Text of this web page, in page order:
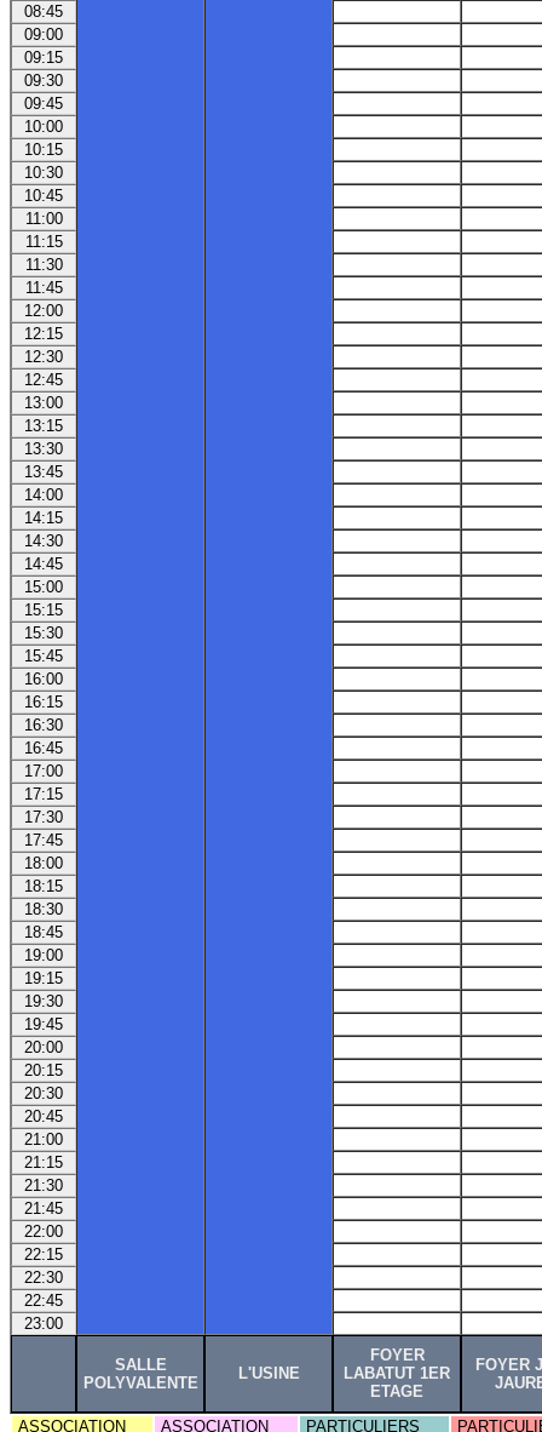
08:45
09:00
09:15
09:30
09:45
10:00
10:15
10:30
10:45
11:00
11:15
11:30
11:45
12:00
12:15
12:30
12:45
13:00
13:15
13:30
13:45
14:00
14:15
14:30
14:45
15:00
15:15
15:30
15:45
16:00
16:15
16:30
16:45
17:00
17:15
17:30
17:45
18:00
18:15
18:30
18:45
19:00
19:15
19:30
19:45
20:00
20:15
20:30
20:45
21:00
21:15
21:30
21:45
22:00
22:15
22:30
22:45
23:00
SALLE
POLYVALENTE
L'USINE
FOYER
LABATUT 1ER
ETAGE
FOYER
ASSOCIATION ASSOCIATION PARTICULIERS